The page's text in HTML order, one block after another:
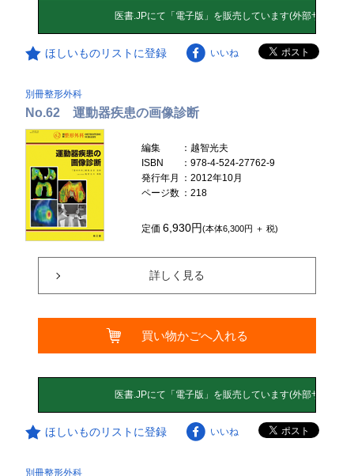
ほしいものリストに登録 いいね
別冊整形外科
No.62 運動器疾患の画像診断
編集
：越智光夫
ISBN
：978-4-524-27762-9
発行年月
：2012年10月
ページ数 ：218
定価6,930円(本体6,300円 ＋ 税)
詳しく見る
買い物かごへ入れる
ほしいものリストに登録 いいね
別冊整形外科